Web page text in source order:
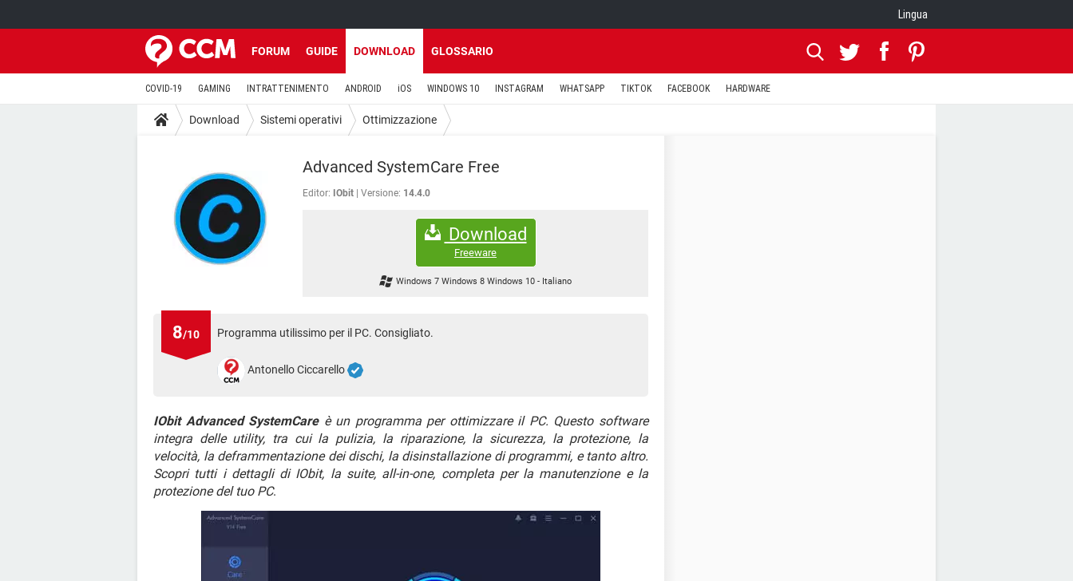
Lingua
FORUM GUIDE DOWNLOAD GLOSSARIO
COVID-19 GAMING INTRATTENIMENTO ANDROID iOS WINDOWS 10 INSTAGRAM WHATSAPP TIKTOK FACEBOOK HARDWARE
Download Sistemi operativi Ottimizzazione
Advanced SystemCare Free
Editor: IObit Versione: 14.4.0
Download
Freeware
Windows 7 Windows 8 Windows 10 - Italiano
8/10 Programma utilissimo per il PC. Consigliato.
Antonello Ciccarello
IObit Advanced SystemCareè un programma per ottimizzare il PC. Questo software
integra delle utility, tra cui la pulizia, la riparazione, la sicurezza, la protezione, la
velocità, la deframmentazione dei dischi, la disinstallazione di programmi, e tanto altro.
Scopri tutti i dettagli di IObit, la suite, all-in-one, completa per la manutenzione e la
protezione del tuo PC.